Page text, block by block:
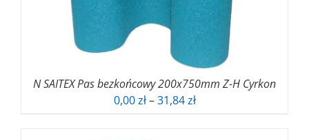
N SAITEX Pas bezkońcowy 200x750mm Z-H Cyrkon
0,00zł – 31,84złZakres